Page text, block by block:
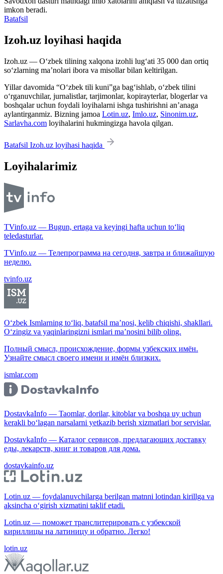
imkon beradi.
Batafsil
Izoh.uz loyihasi haqida
Izoh.uz — O‘zbek tilining xalqona izohli lug‘ati 35 000 dan ortiq
so‘zlarning ma’nolari ibora va misollar bilan keltirilgan.
Yillar davomida “O‘zbek tili kuni”ga bag‘ishlab, o‘zbek tilini
o‘rganuvchilar, jurnalistlar, tarjimonlar, kopirayterlar, blogerlar va
boshqalar uchun foydali loyihalarni ishga tushirishni an’anaga
aylantirganmiz. Bizning jamoa Lotin.uz, Imlo.uz, Sinonim.uz,
Sarlavha.com loyihalarini hukmingizga havola qilgan.
Batafsil Izoh.uz loyihasi haqida
Loyihalarimiz
TVinfo.uz — Bugun, ertaga va keyingi hafta uchun to‘liq
teledasturlar.
TVinfo.uz — Телепрограмма на сегодня, завтра и ближайшую
неделю.
tvinfo.uz
O‘zbek Ismlarning to‘liq, batafsil ma’nosi, kelib chiqishi, shakllari.
O‘zingiz va yaqinlaringizni ismlari ma’nosini bilib oling.
Полный смысл, происхождение, формы узбекских имён.
Узнайте смысл своего имени и имён близких.
ismlar.com
DostavkaInfo — Taomlar, dorilar, kitoblar va boshqa uy uchun
kerakli bo‘lagan narsalarni yetkazib berish xizmatlari bor servislar.
DostavkaInfo — Каталог сервисов, предлагающих доставку
еды, лекарств, книг и товаров для дома.
dostavkainfo.uz
Lotin.uz — foydalanuvchilarga berilgan matnni lotindan kirillga va
aksincha o‘girish xizmatini taklif etadi.
Lotin.uz — поможет транслитерировать с узбекской
кириллицы на латиницу и обратно. Легко!
lotin.uz